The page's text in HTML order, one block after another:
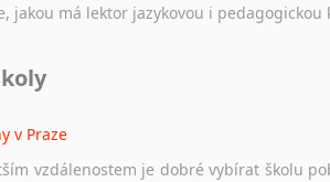
jakou má lektor jazykovou i pedagogickou
v Praze
vzdálenostem je dobré vybírat školu